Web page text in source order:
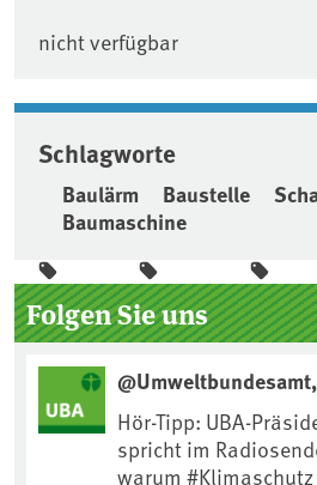
nicht verfügbar
Schlagworte
Baulärm Baustelle
Baumaschine
Seitenleiste
Folgen Sie uns
Hör-Tipp: UBA-
spricht im
warum #Klimaschutz die wichtigste